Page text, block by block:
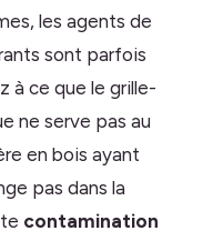
les agents de
sont parfois
à ce que le grille-
ne serve pas au
en bois ayant
pas dans la
contamination